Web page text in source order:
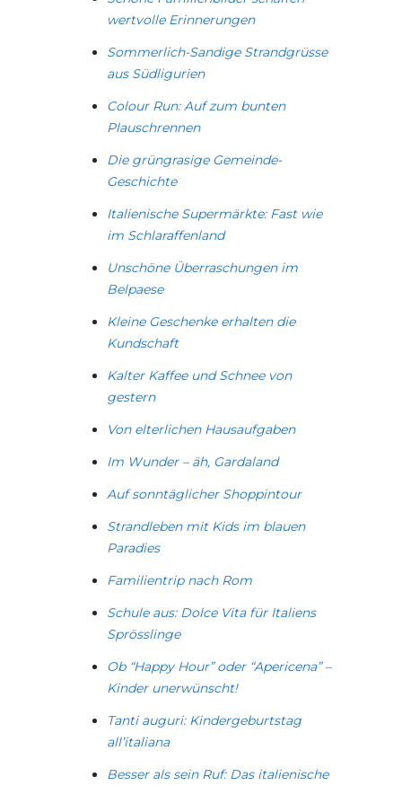
wertvolle Erinnerungen
Sommerlich-Sandige Strandgrüsse
aus Südligurien
Colour Run: Auf zum bunten
Plauschrennen
Die grüngrasige Gemeinde-
Geschichte
Italienische Supermärkte: Fast wie
im Schlaraffenland
Unschöne Überraschungen im
Belpaese
Kleine Geschenke erhalten die
Kundschaft
Kalter Kaffee und Schnee von
gestern
Von elterlichen Hausaufgaben
Im Wunder – äh, Gardaland
Auf sonntäglicher Shoppintour
Strandleben mit Kids im blauen
Paradies
Familientrip nach Rom
Schule aus: Dolce Vita für Italiens
Sprösslinge
Ob “Happy Hour” oder “Apericena” –
Kinder unerwünscht!
Tanti auguri: Kindergeburtstag
all’italiana
Besser als sein Ruf: Das italienische